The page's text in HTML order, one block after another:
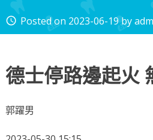
access_time Posted on 2023-06-19by
德士停路邊起火
郭躍男